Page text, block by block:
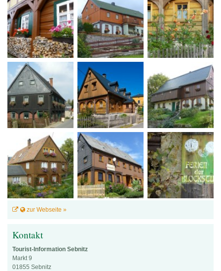
zur Webseite »
Kontakt
Tourist-Information Sebnitz
Markt 9
01855 Sebnitz